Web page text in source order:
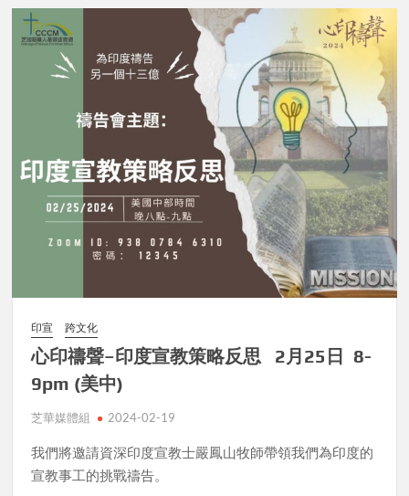
印宣 跨文化
心印禱聲–印度宣教策略反思 2月25日 8-
9pm (美中)
芝華媒體組 2024-02-19
我們將邀請資深印度宣教士嚴鳳山牧師帶領我們為印度的
宣教事工的挑戰禱告。